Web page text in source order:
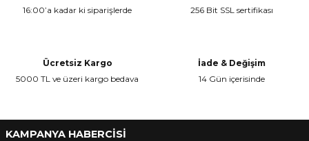
Ürün resmi kalitesiz, bozuk veya görüntülenemiyor.
16:00’a kadar ki siparişlerde
256 Bit SSL sertifikası
Ücretsiz Kargo
5000 TL ve üzeri kargo bedava
İade & Değişim
14 Gün içerisinde
KAMPANYA HABERCİSİ